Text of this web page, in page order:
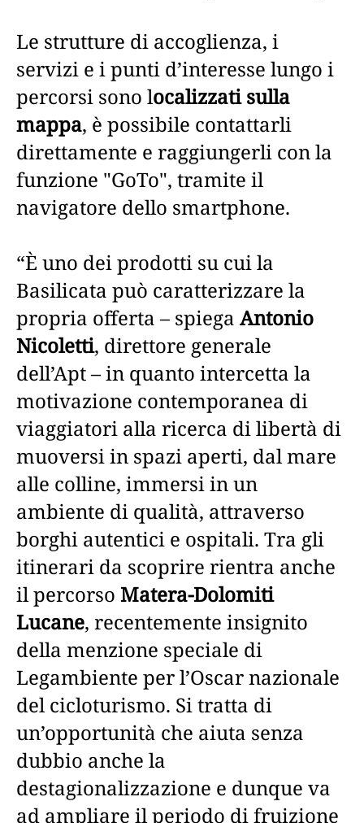
Le strutture di accoglienza, i
servizi e i punti d’interesse lungo i
percorsi sono localizzati sulla
mappa, è possibile contattarli
direttamente e raggiungerli con la
funzione "GoTo", tramite il
navigatore dello smartphone.
“È uno dei prodotti su cui la
Basilicata può caratterizzare la
propria offerta – spiega Antonio
Nicoletti, direttore generale
dell’Apt – in quanto intercetta la
motivazione contemporanea di
viaggiatori alla ricerca di libertà di
muoversi in spazi aperti, dal mare
alle colline, immersi in un
ambiente di qualità, attraverso
borghi autentici e ospitali. Tra gli
itinerari da scoprire rientra anche
il percorso Matera-Dolomiti
Lucane, recentemente insignito
della menzione speciale di
Legambiente per l’Oscar nazionale
del cicloturismo. Si tratta di
un’opportunità che aiuta senza
dubbio anche la
destagionalizzazione e dunque va
ad ampliare il periodo di fruizione